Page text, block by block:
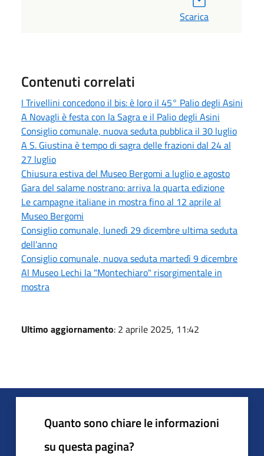
Scarica
Contenuti correlati
I Trivellini concedono il bis: è loro il 45° Palio degli Asini
A Novagli è festa con la Sagra e il Palio degli Asini
Consiglio comunale, nuova seduta pubblica il 30 luglio
A S. Giustina è tempo di sagra delle frazioni dal 24 al
27 luglio
Chiusura estiva del Museo Bergomi a luglio e agosto
Gara del salame nostrano: arriva la quarta edizione
Le campagne italiane in mostra fino al 12 aprile al
Museo Bergomi
Consiglio comunale, lunedì 29 dicembre ultima seduta
dell'anno
Consiglio comunale, nuova seduta martedì 9 dicembre
Al Museo Lechi la "Montechiaro" risorgimentale in
mostra
Ultimo aggiornamento: 2 aprile 2025, 11:42
Quanto sono chiare le informazioni
su questa pagina?